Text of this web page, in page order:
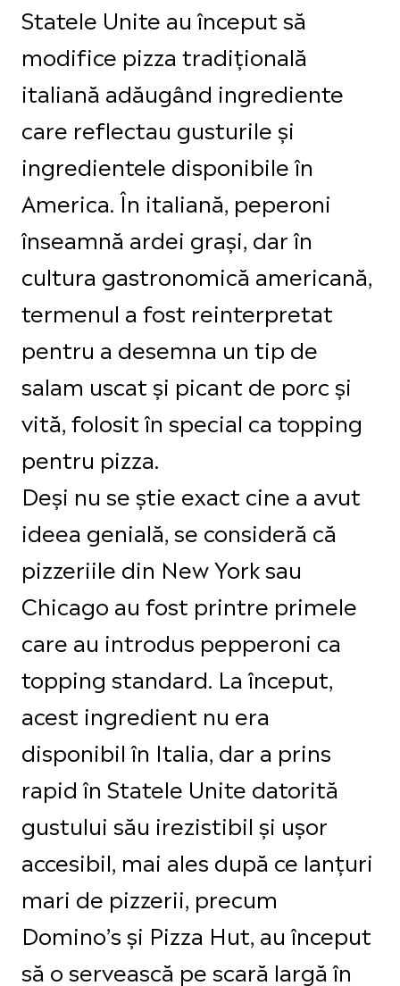
Statele Unite au început să
modifice pizza tradițională
italiană adăugând ingrediente
care reflectau gusturile și
ingredientele disponibile în
America. În italiană, peperoni
înseamnă ardei grași, dar în
cultura gastronomică americană,
termenul a fost reinterpretat
pentru a desemna un tip de
salam uscat și picant de porc și
vită, folosit în special ca topping
pentru pizza.
Deși nu se știe exact cine a avut
ideea genială, se consideră că
pizzeriile din New York sau
Chicago au fost printre primele
care au introdus pepperoni ca
topping standard. La început,
acest ingredient nu era
disponibil în Italia, dar a prins
rapid în Statele Unite datorită
gustului său irezistibil și ușor
accesibil, mai ales după ce lanțuri
mari de pizzerii, precum
Domino’s și Pizza Hut, au început
să o servească pe scară largă în